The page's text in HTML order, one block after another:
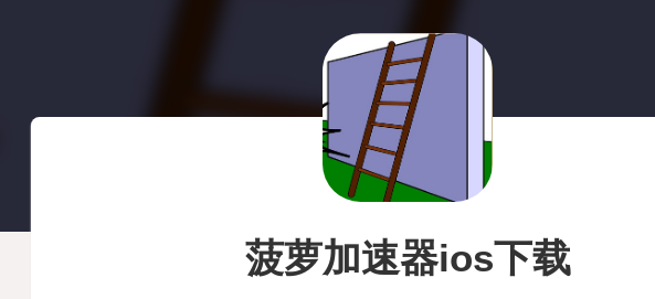
菠萝加速器ios下载